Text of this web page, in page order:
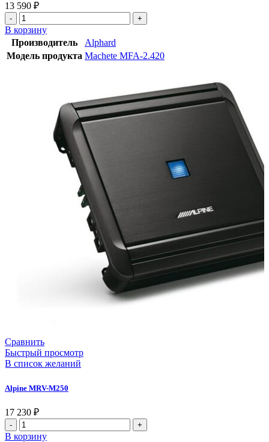
13 590 ₽
В корзину
Производитель
Alphard
Модель продукта Machete MFA-2.420
Сравнить
Быстрый просмотр
В список желаний
Alpine MRV-M250
17 230 ₽
В корзину